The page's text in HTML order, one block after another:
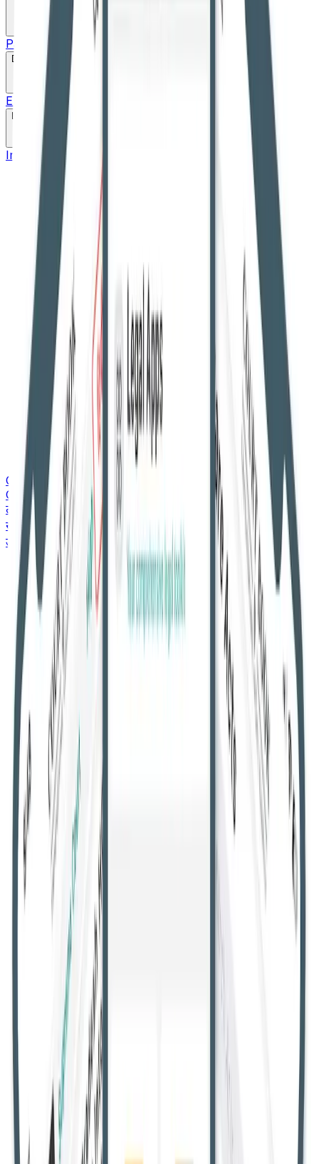
Parts Schedule 20+ Language pdf
Drafts
English Draft Gujarati Draft
Important Links High Courts
Courtbook English
Courtbook English
ताज़ा ख़बरें
सर्वोच्च न्यायालय
उच्च न्यायालय
सभी उच्च न्यायालय गुजरात उच्च न्यायालय
मणिपुर
उच्च न्यायालय
मद्रास उच्च न्यायालय
केरल उच्च
न्यायालय
कर्नाटक उच्च न्यायालय
जम्मू और कश्मीर
व लद्दाख उच्च न्यायालय
गुवाहाटी उच्च न्यायालय
कलकत्ता उच्च न्यायालय
इलाहाबाद उच्च न्यायालय
पंजाब और हरियाणा उच्च न्यायालय
तेलंगाना उच्च न्यायालय
उपभोक्ता मामले
एआईबीई एवं नियुक्ति
हिंदी न्यूज़
सोशल मीडिया पोस्ट को लाइक करना आईटी
एक्ट के तहत अपराध नहीं: इलाहाबाद हाईकोर्ट